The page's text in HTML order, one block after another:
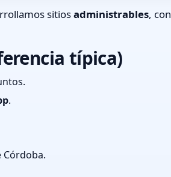
sitiosadministrables, con
típica)
.
Córdoba.